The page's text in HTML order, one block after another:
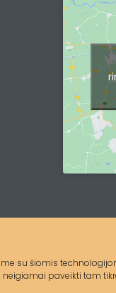
su šiomis
paveikti tam